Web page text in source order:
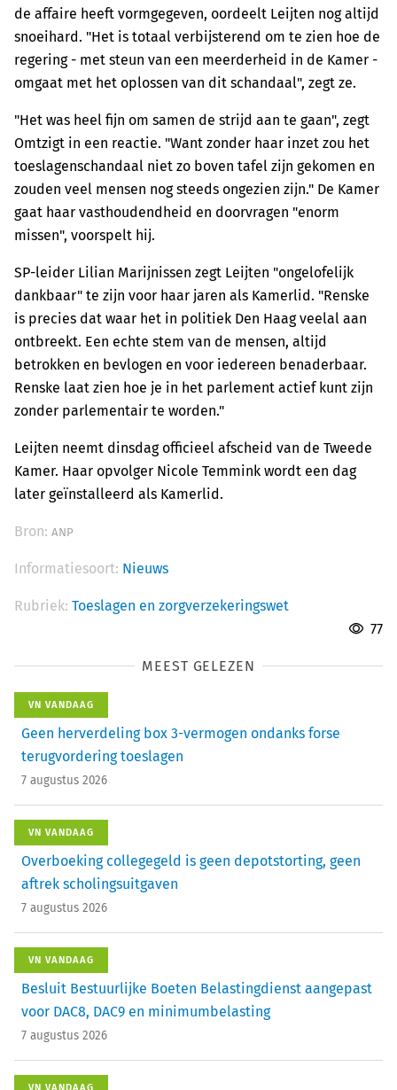
de affaire heeft vormgegeven, oordeelt Leijten nog altijd
snoeihard. "Het is totaal verbijsterend om te zien hoe de
regering - met steun van een meerderheid in de Kamer -
omgaat met het oplossen van dit schandaal", zegt ze.
"Het was heel fijn om samen de strijd aan te gaan", zegt
Omtzigt in een reactie. "Want zonder haar inzet zou het
toeslagenschandaal niet zo boven tafel zijn gekomen en
zouden veel mensen nog steeds ongezien zijn." De Kamer
gaat haar vasthoudendheid en doorvragen "enorm
missen", voorspelt hij.
SP-leider Lilian Marijnissen zegt Leijten "ongelofelijk
dankbaar" te zijn voor haar jaren als Kamerlid. "Renske
is precies dat waar het in politiek Den Haag veelal aan
ontbreekt. Een echte stem van de mensen, altijd
betrokken en bevlogen en voor iedereen benaderbaar.
Renske laat zien hoe je in het parlement actief kunt zijn
zonder parlementair te worden."
Leijten neemt dinsdag officieel afscheid van de Tweede
Kamer. Haar opvolger Nicole Temmink wordt een dag
later geïnstalleerd als Kamerlid.
Bron: ANP
Informatiesoort: Nieuws
Rubriek: Toeslagen en zorgverzekeringswet
77
MEEST GELEZEN
VN VANDAAG
Geen herverdeling box 3-vermogen ondanks forse
terugvordering toeslagen
7 augustus 2026
VN VANDAAG
Overboeking collegegeld is geen depotstorting, geen
aftrek scholingsuitgaven
7 augustus 2026
VN VANDAAG
Besluit Bestuurlijke Boeten Belastingdienst aangepast
voor DAC8, DAC9 en minimumbelasting
7 augustus 2026